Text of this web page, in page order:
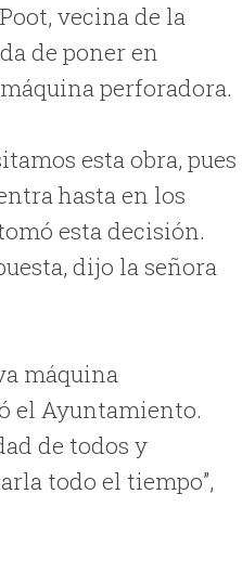
vecina de la
de poner en
perforadora.
esta obra, pues
hasta en los
esta decisión.
dijo la señora
máquina
el Ayuntamiento.
de todos y
todo el tiempo”,